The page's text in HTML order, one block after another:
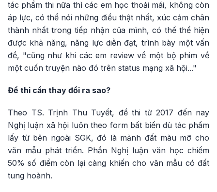
tác phẩm thi nữa thì các em học thoải mái, không còn
áp lực, có thể nói những điều thật nhất, xúc cảm chân
thành nhất trong tiếp nhận của mình, có thể thể hiện
được khả năng, năng lực diễn đạt, trình bày một vấn
đề, "cũng như khi các em review về một bộ phim về
một cuốn truyện nào đó trên status mạng xã hội..."
Đề thi cần thay đổi ra sao?
Theo TS. Trịnh Thu Tuyết, đề thi từ 2017 đến nay
Nghị luận xã hội luôn theo form bất biến dù tác phẩm
lấy từ bên ngoài SGK, đó là mảnh đất màu mỡ cho
văn mẫu phát triển. Phần Nghị luận văn học chiếm
50% số điểm còn lại càng khiến cho văn mẫu có đất
tung hoành.